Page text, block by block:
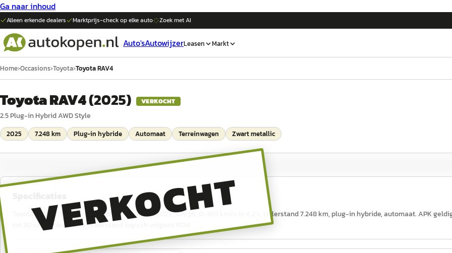
Ga naar inhoud
Alleen erkende dealers Marktprijs-check op elkeauto Zoek met AI
Auto'sAutowijzerLeasen Markt
Home›Occasions›Toyota›Toyota RAV4
Toyota RAV4(2025) VERKOCHT
2.5 Plug-in Hybrid AWD Style
2025 7.248 km Plug-in hybride Automaat Terreinwagen Zwart metallic
VERKOCHT
Toyota RAV4 2.5 Plug-in Hybrid AWD Style uit 2025, 306 pk, 0–100 km/u in 6,2 s, tellerstand 7.248 km, plug-in hybride, automaat. APK
tot 30 september 2029, tellerstand logisch volgens RDW.